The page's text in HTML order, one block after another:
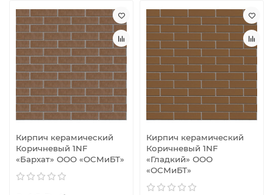
Кирпич керамический
Коричневый 1NF
«Бархат» ООО «ОСМиБТ»
Кирпич керамический
Коричневый 1NF
«Гладкий» ООО
«ОСМиБТ»